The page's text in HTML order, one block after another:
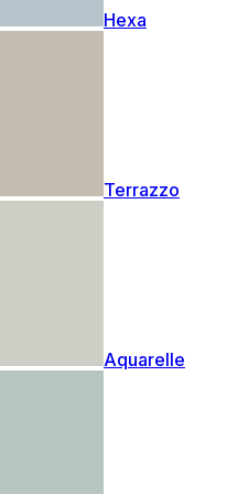
Hexa
Terrazzo
Aquarelle